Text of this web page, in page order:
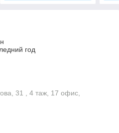
год
31 , 4 таж, 17 офис,